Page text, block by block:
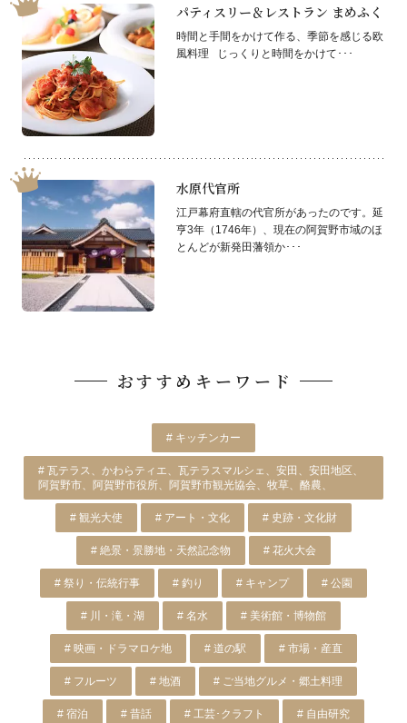
パティスリー＆レストラン まめふく
時間と手間をかけて作る、季節を感じる欧
風料理 じっくりと時間をかけて･･･
水原代官所
江戸幕府直轄の代官所があったのです。延
亨3年（1746年）、現在の阿賀野市域のほ
とんどが新発田藩領か･･･
おすすめキーワード
# キッチンカー
# 瓦テラス、かわらティエ、瓦テラスマルシェ、安田、安田地区、
阿賀野市、阿賀野市役所、阿賀野市観光協会、牧草、酪農、
# 観光大使 # アート・文化 # 史跡・文化財
# 絶景・景勝地・天然記念物 # 花火大会
# 祭り・伝統行事 # 釣り # キャンプ # 公園
# 川・滝・湖 # 名水 # 美術館・博物館
# 映画・ドラマロケ地 # 道の駅 # 市場・産直
# フルーツ # 地酒 # ご当地グルメ・郷土料理
# 宿泊 # 昔話 # 工芸･クラフト # 自由研究